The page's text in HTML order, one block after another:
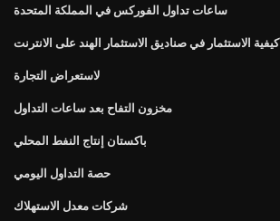
ساعات تداول الفوركس في المملكة المتحدة
كيفية الاستثمار في صناديق الاستثمار الهند على الانترنت
لاستعراض التجارة
مخزون التفاح بعد ساعات التداول
باكستان إنتاج النفط المحلي
حصة التداول اليومي
شركات معدل الاستهلاك